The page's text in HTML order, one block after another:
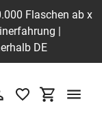
Flaschen ab
|
DE
x